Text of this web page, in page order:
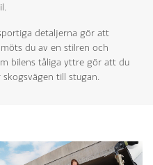
detaljerna gör att
du av en stilren och
bilens tåliga yttre gör att du
till stugan.